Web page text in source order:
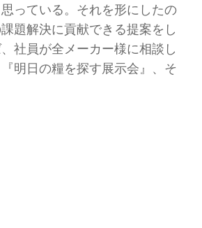
っている。それを形にしたの
題解決に貢献できる提案をし
社員が全メーカー様に相談し
明日の糧を探す展示会』、そ